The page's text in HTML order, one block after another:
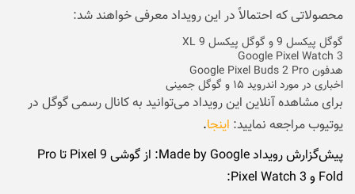
محصولاتی که احتمالاً در این رویداد معرفی خواهند شد:
گوگل پیکسل 9 و گوگل پیکسل 9 XL
Google Pixel Watch 3
هدفون Google Pixel Buds 2 Pro
اخباری در مورد اندروید ۱۵ و گوگل جمینی
برای مشاهده آنلاین این رویداد می‌توانید به کانال رسمی گوگل در
یوتیوب مراجعه نمایید: اینجا.
پیش‌گزارش رویداد Made by Google: از گوشی Pixel 9 تا Pro
Fold و Pixel Watch 3: